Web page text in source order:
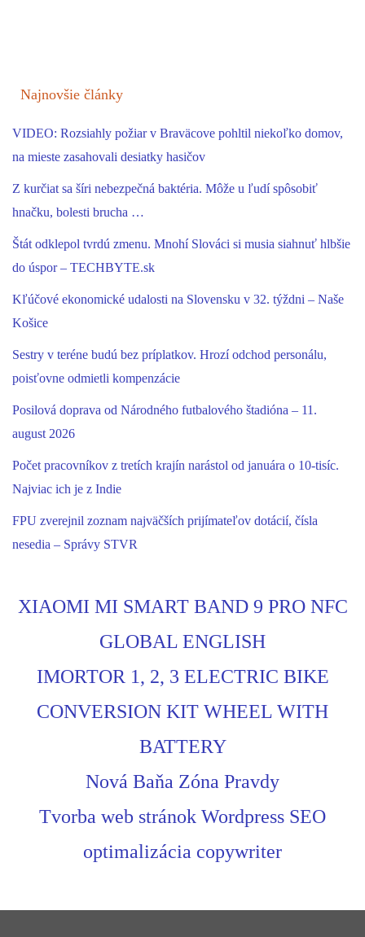
Najnovšie články
VIDEO: Rozsiahly požiar v Braväcove pohltil niekoľko domov,
na mieste zasahovali desiatky hasičov
Z kurčiat sa šíri nebezpečná baktéria. Môže u ľudí spôsobiť
hnačku, bolesti brucha …
Štát odklepol tvrdú zmenu. Mnohí Slováci si musia siahnuť hlbšie
do úspor – TECHBYTE.sk
Kľúčové ekonomické udalosti na Slovensku v 32. týždni – Naše
Košice
Sestry v teréne budú bez príplatkov. Hrozí odchod personálu,
poisťovne odmietli kompenzácie
Posilová doprava od Národného futbalového štadióna – 11.
august 2026
Počet pracovníkov z tretích krajín narástol od januára o 10-tisíc.
Najviac ich je z Indie
FPU zverejnil zoznam najväčších prijímateľov dotácií, čísla
nesedia – Správy STVR
XIAOMI MI SMART BAND 9 PRO NFC
GLOBAL ENGLISH
IMORTOR 1, 2, 3 ELECTRIC BIKE
CONVERSION KIT WHEEL WITH
BATTERY
Nová Baňa Zóna Pravdy
Tvorba web stránok Wordpress SEO
optimalizácia copywriter